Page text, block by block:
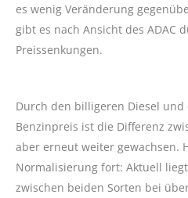
es wenig Veränderung
gibt es nach Ansicht des ADAC
Preissenkungen.
Durch den billigeren Diesel
Benzinpreis ist die Differenz
aber erneut weiter gewachsen.
Normalisierung fort: Aktuell
zwischen beiden Sorten bei